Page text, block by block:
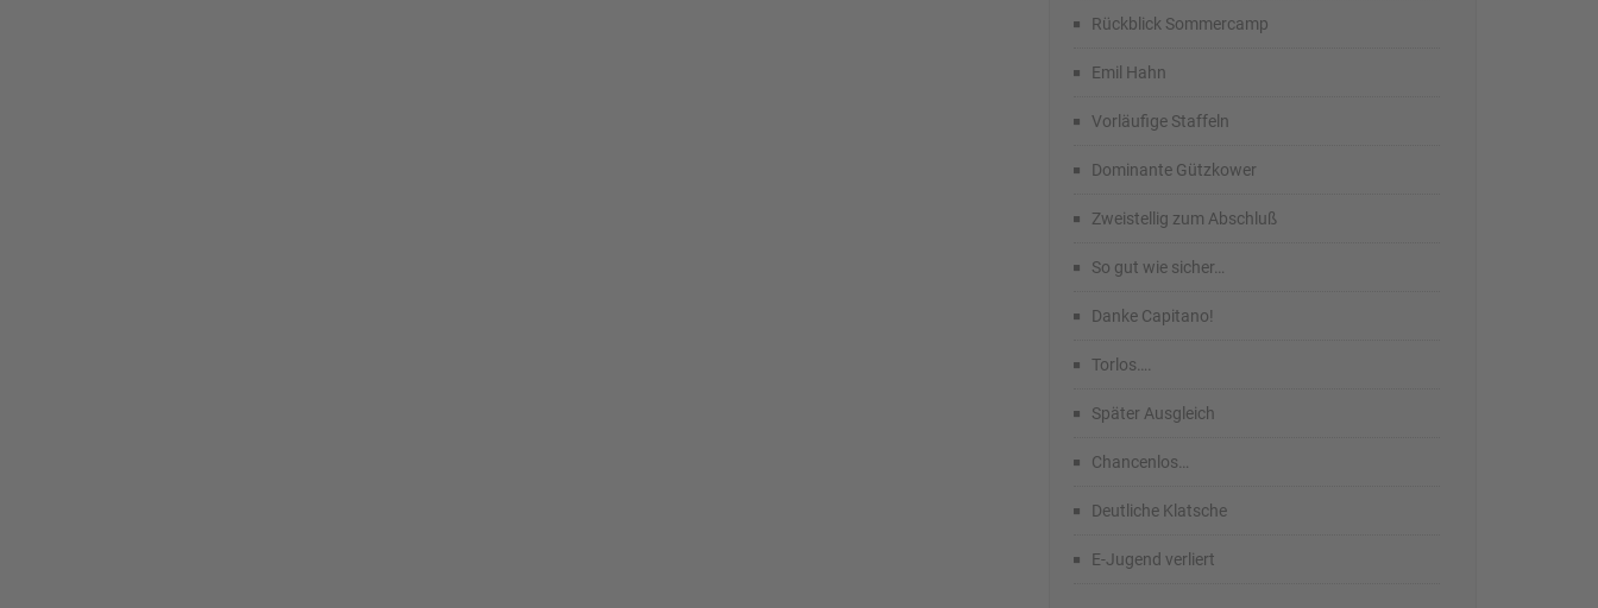
Rückblick Sommercamp
Emil Hahn
Vorläufige Staffeln
Dominante Gützkower
Zweistellig zum Abschluß
So gut wie sicher…
Danke Capitano!
Torlos….
Später Ausgleich
Chancenlos…
Deutliche Klatsche
E-Jugend verliert